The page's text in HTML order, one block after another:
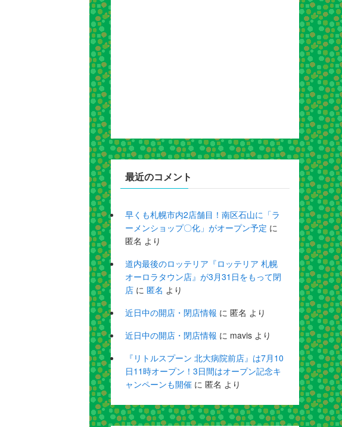
最近のコメント
早くも札幌市内2店舗目！南区石山に「ラ
ーメンショップ〇化」がオープン予定 に
匿名 より
道内最後のロッテリア『ロッテリア 札幌
オーロラタウン店』が3月31日をもって閉
店 に 匿名 より
近日中の開店・閉店情報 に 匿名 より
近日中の開店・閉店情報 に mavis より
『リトルスプーン 北大病院前店』は7月10
日11時オープン！3日間はオープン記念キ
ャンペーンも開催 に 匿名 より